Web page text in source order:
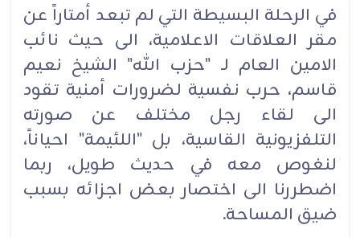
في الرحلة البسيطة التي لم تبعد أمتاراً عن
مقر العلاقات الاعلامية، الى حيث نائب
الامين العام لـ "حزب الله" الشيخ نعيم
قاسم، حرب نفسية لضرورات أمنية تقود
الى لقاء رجل مختلف عن صورته
التلفزيونية القاسية، بل "اللئيمة" احياناً،
لنغوص معه في حديث طويل، ربما
اضطررنا الى اختصار بعض اجزائه بسبب
ضيق المساحة.